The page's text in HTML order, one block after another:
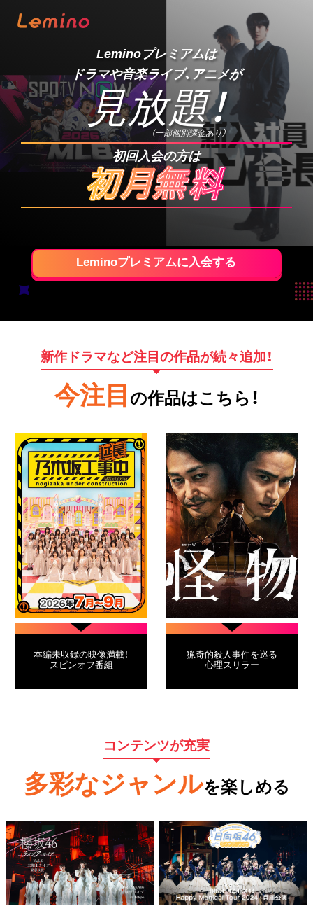
Leminoプレミアムは
ドラマや音楽ライブ、アニメが
見放題！
（一部個別課金あり）
初回入会の方は
Leminoプレミアムに入会する
新作ドラマなど注目の作品が続々追加！
今注目 の作品はこちら！
本編未収録の映像満載！
スピンオフ番組
猟奇的殺人事件を巡る
心理スリラー
コンテンツが充実
多彩なジャンルを楽しめる